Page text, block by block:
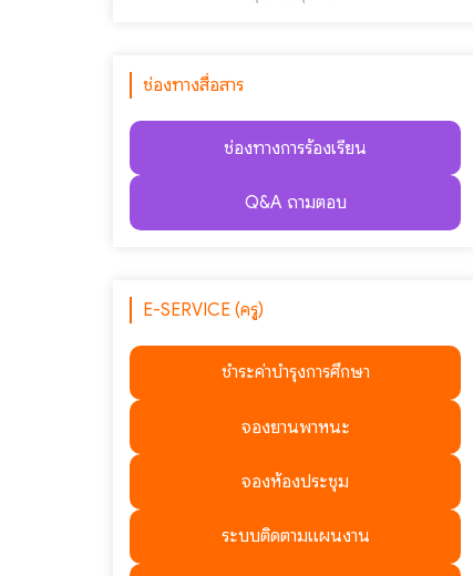
ช่องทางสื่อสาร
ช่องทางการร้องเรียน
Q&A ถามตอบ
E-SERVICE (ครู)
ชำระค่าบำรุงการศึกษา
จองยานพาหนะ
จองห้องประชุม
ระบบติดตามแผนงาน